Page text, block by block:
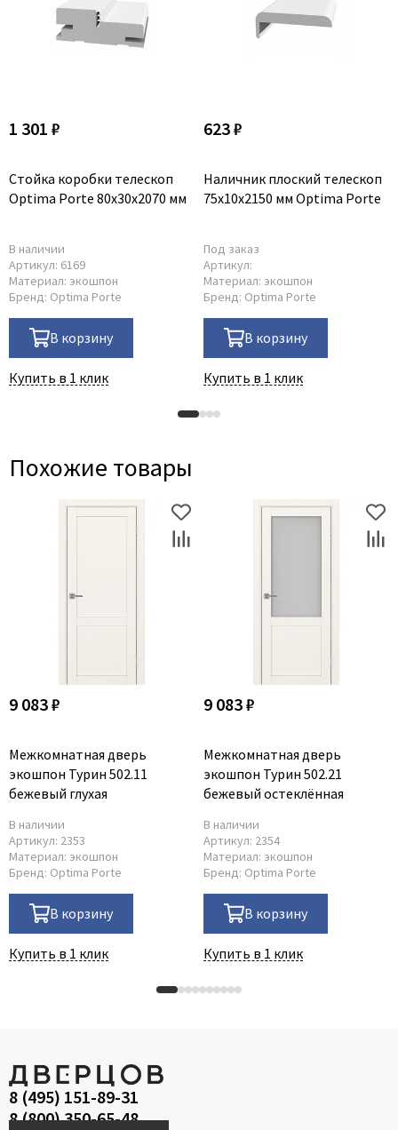
1 301 ₽
Стойка коробки телескоп
Optima Porte 80x30x2070 мм
В наличии
Артикул: 6169
Материал: экошпон
Бренд: Optima Porte
В корзину
Купить в 1 клик
623 ₽
Наличник плоский телескоп
75x10x2150 мм Optima Porte
Под заказ
Артикул:
Материал: экошпон
Бренд: Optima Porte
В корзину
Купить в 1 клик
Похожие товары
9 083 ₽
Межкомнатная дверь
экошпон Турин 502.11
бежевый глухая
В наличии
Артикул: 2353
Материал: экошпон
Бренд: Optima Porte
В корзину
Купить в 1 клик
9 083 ₽
Межкомнатная дверь
экошпон Турин 502.21
бежевый остеклённая
В наличии
Артикул: 2354
Материал: экошпон
Бренд: Optima Porte
В корзину
Купить в 1 клик
8 (495) 151-89-31
8 (800) 350-65-48